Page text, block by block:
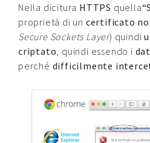
Nella dicitura HTTPS quella“
proprietà di un certificato
Secure Sockets Layer) quindi
criptato , quindi essendo i
perché difficilmente